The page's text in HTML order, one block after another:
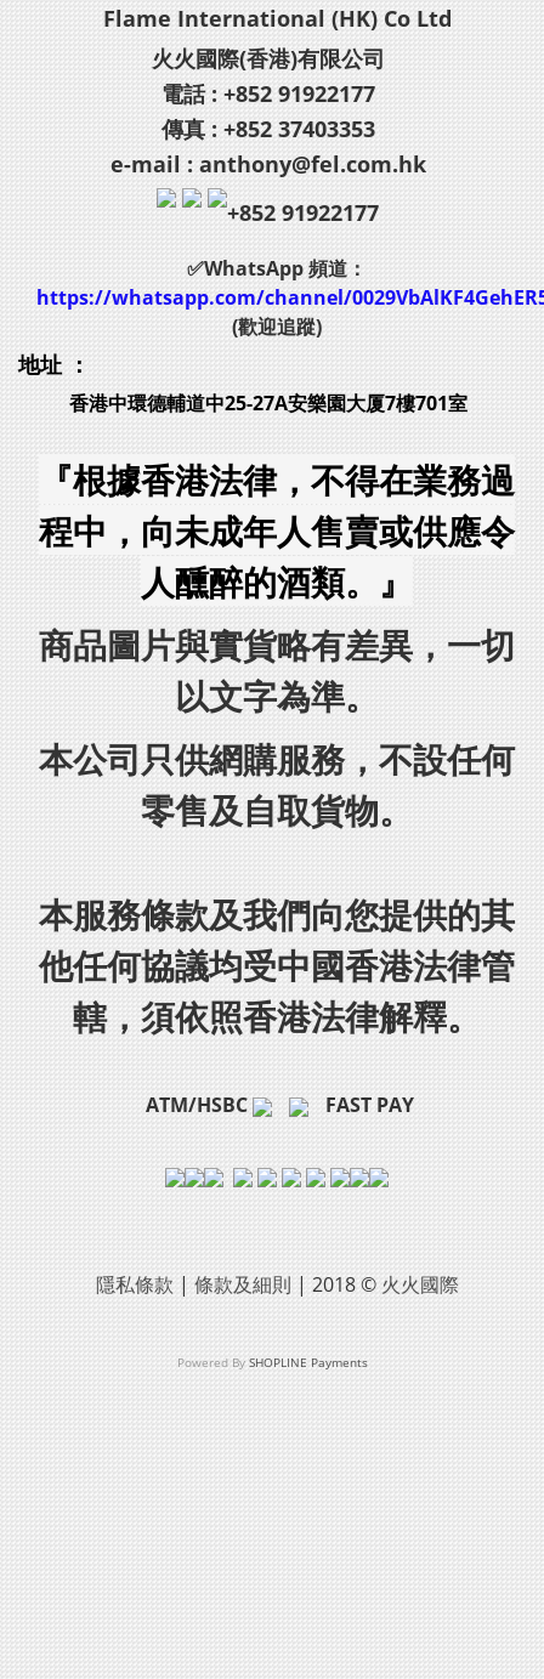
Flame International (HK) Co Ltd
火火國際(香港)有限公司
電話 : +852 91922177
傳真 : +852 37403353
e-mail : anthony@fel.com.hk
+852 91922177
✅WhatsApp 頻道：
https://whatsapp.com/channel/
(歡迎追蹤)
地址 ：
香港中環德輔道中25-27A安樂園大厦7樓701室
『根據香港法律，不得在業務過
程中，向未成年人售賣或供應令
人醺醉的酒類。』
商品圖片與實貨略有差異，一切
以文字為準。
本公司只供網購服務，不設任何
零售及自取貨物。
本服務條款及我們向您提供的其
他任何協議均受中國香港法律管
轄，須依照香港法律解釋。
ATM/HSBC FAST PAY
隱私條款 | 條款及細則 | 2018 © 火火國際
Powered By SHOPLINE Payments